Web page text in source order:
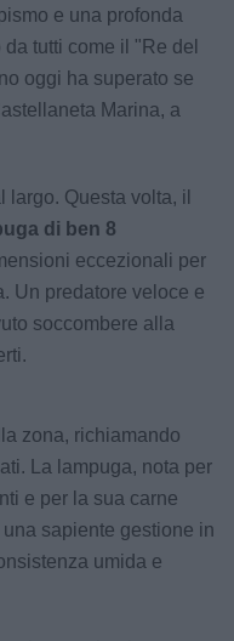
e una profonda
tutti come il "Re del
oggi ha superato se
Marina, a
Questa volta, il
di ben 8
eccezionali per
Un predatore veloce e
soccombere alla
zona, richiamando
La lampuga, nota per
e per la sua carne
sapiente gestione in
umida e